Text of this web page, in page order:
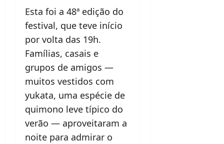
Esta foi a 48ª edição do
festival, que teve início
por volta das 19h.
Famílias, casais e
grupos de amigos —
muitos vestidos com
yukata, uma espécie de
quimono leve típico do
verão — aproveitaram a
noite para admirar o